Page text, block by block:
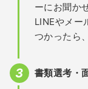
ーにお聞か
LINEやメー
つかったら
書類選考・